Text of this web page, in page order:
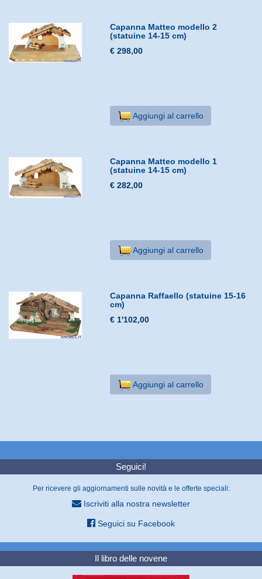
Capanna Matteo modello 2
(statuine 14-15 cm)
€ 298,00
Aggiungi al carrello
Capanna Matteo modello 1
(statuine 14-15 cm)
€ 282,00
Aggiungi al carrello
Capanna Raffaello (statuine 15-16
cm)
€ 1'102,00
Aggiungi al carrello
Seguici!
Per ricevere gli aggiornamenti sulle novità e le offerte speciali:
Iscriviti alla nostra newsletter
Seguici su Facebook
Il libro delle novene